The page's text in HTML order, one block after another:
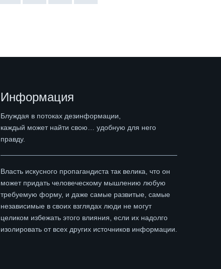
Информация
Блуждая в потоках дезинформации,
каждый может найти свою… удобную для него
правду.
Власть искусного пропагандиста так велика, что он
может придать человеческому мышлению любую
требуемую форму, и даже самые развитые, самые
независимые в своих взглядах люди не могут
целиком избежать этого влияния, если их надолго
изолировать от всех других источников информации.